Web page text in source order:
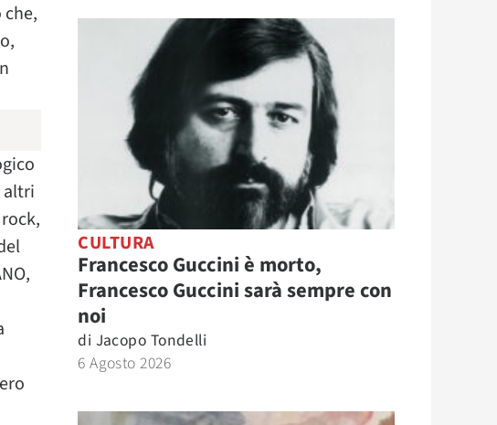
altri
CULTURA
Francesco Guccini è morto,
Francesco Guccini sarà sempre con
noi
di Jacopo Tondelli
6 Agosto 2026